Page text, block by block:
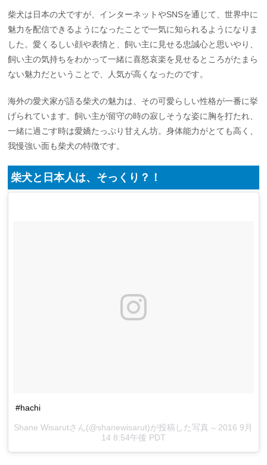
柴犬は日本の犬ですが、インターネットやSNSを通じて、世界中に
魅力を配信できるようになったことで一気に知られるようになりま
した。愛くるしい顔や表情と、飼い主に見せる忠誠心と思いやり、
飼い主の気持ちをわかって一緒に喜怒哀楽を見せるところがたまら
ない魅力だということで、人気が高くなったのです。
海外の愛犬家が語る柴犬の魅力は、その可愛らしい性格が一番に挙
げられています。飼い主が留守の時の寂しそうな姿に胸を打たれ、
一緒に過ごす時は愛嬌たっぷり甘えん坊。身体能力がとても高く、
我慢強い面も柴犬の特徴です。
柴犬と日本人は、そっくり？！
#hachi
Shane Wisarutさん(@shanewisarut)が投稿した写真 – 2016 9月
14 8:54午後 PDT